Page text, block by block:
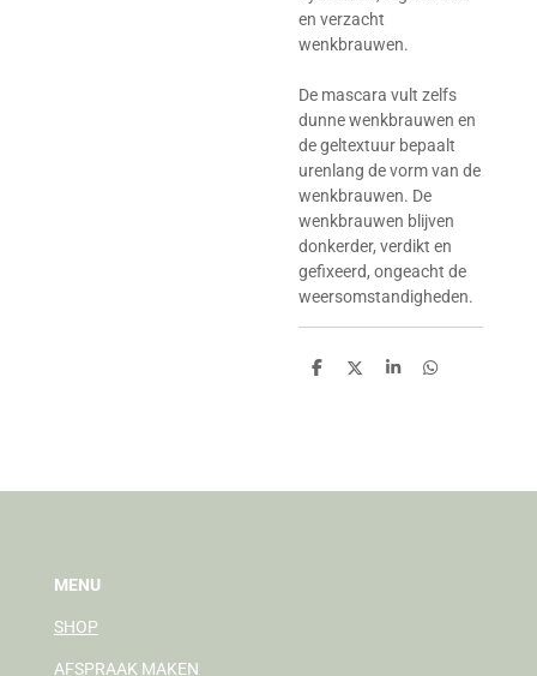
en verzacht
wenkbrauwen.
De mascara vult zelfs
dunne wenkbrauwen en
de geltextuur bepaalt
urenlang de vorm van de
wenkbrauwen. De
wenkbrauwen blijven
donkerder, verdikt en
gefixeerd, ongeacht de
weersomstandigheden.
D
D
S
D
MENU
SHOP
AFSPRAAK MAKEN